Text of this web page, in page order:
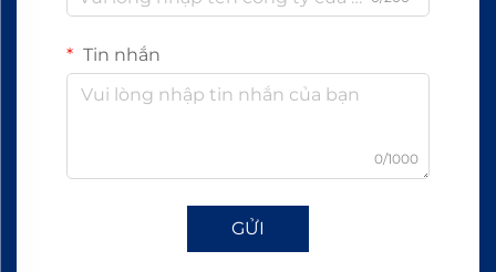
Tin nhắn
0/1000
GỬI